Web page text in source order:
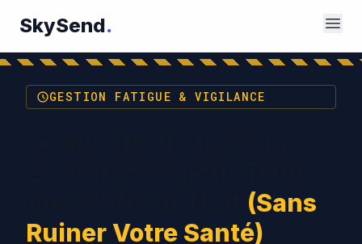
SkySend.
GESTION FATIGUE & VIGILANCE
(Sans
Ruiner Votre Santé)